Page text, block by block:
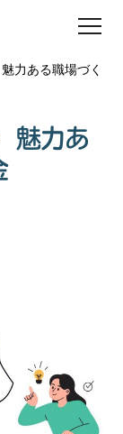
力ある職場づく
魅力あ